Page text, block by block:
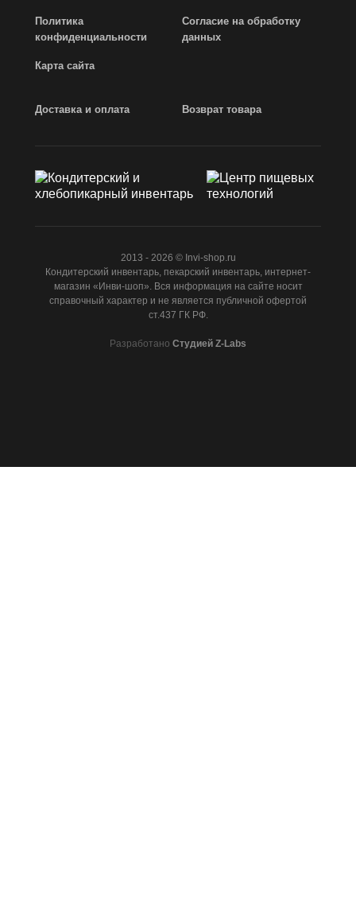
Политика
конфиденциальности
Согласие на обработку
данных
Карта сайта
Доставка и оплата Возврат товара
2013 - 2026 © Invi-shop.ru
Кондитерский инвентарь, пекарский инвентарь, интернет-
магазин «Инви-шоп». Вся информация на сайте носит
справочный характер и не является публичной офертой
ст.437 ГК РФ.
Разработано Студией Z-Labs